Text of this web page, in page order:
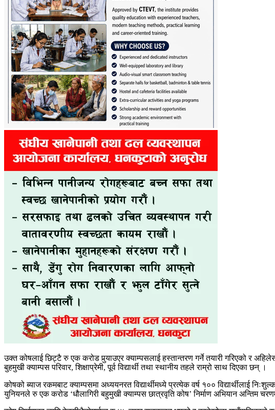
उक्त कोषलाई छिट्टै रु एक करोड पुर्‍याउएर क्याम्पसलाई हस्तान्तरण गर्ने तयारी गरिएको र
बुहमुखी क्याम्पस परिवार, शिक्षाप्रेमी, पूर्व विद्यार्थी तथा स्थानीय तहले राम्रो साथ दिएका छन् ।
कोषको ब्याज रकमबाट क्याम्पसमा अध्ययनरत विद्यार्थीमध्ये प्रत्येक वर्ष १०० विद्यार्थीलाई
युनियनले रु एक करोड ‘धौलागिरी बहुमुखी क्याम्पस छात्रवृति कोष’ निर्माण अभियान अन्तिम